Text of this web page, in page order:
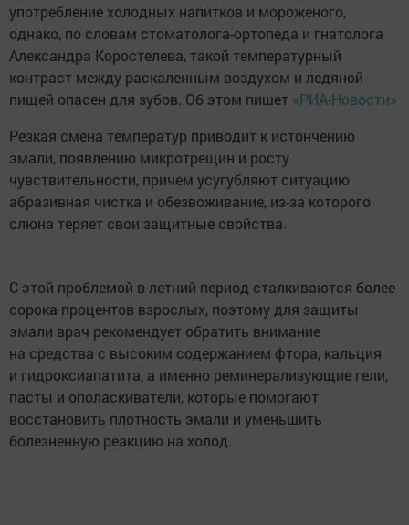
употребление холодных напитков и мороженого,
однако, по словам стоматолога-ортопеда и гнатолога
Александра Коростелева, такой температурный
контраст между раскаленным воздухом и ледяной
пищей опасен для зубов. Об этом пишет «РИА-Новости»
Резкая смена температур приводит к истончению
эмали, появлению микротрещин и росту
чувствительности, причем усугубляют ситуацию
абразивная чистка и обезвоживание, из-за которого
слюна теряет свои защитные свойства.
С этой проблемой в летний период сталкиваются более
сорока процентов взрослых, поэтому для защиты
эмали врач рекомендует обратить внимание
на средства с высоким содержанием фтора, кальция
и гидроксиапатита, а именно реминерализующие гели,
пасты и ополаскиватели, которые помогают
восстановить плотность эмали и уменьшить
болезненную реакцию на холод.